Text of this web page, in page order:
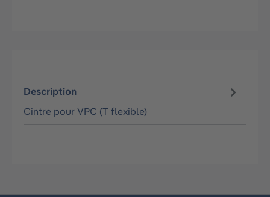
Description
Cintre pour VPC (T flexible)